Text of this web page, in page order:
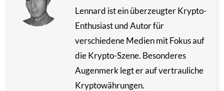
Lennard ist ein überzeugter Krypto-
Enthusiast und Autor für
verschiedene Medien mit Fokus auf
die Krypto-Szene. Besonderes
Augenmerk legt er auf vertrauliche
Kryptowährungen.